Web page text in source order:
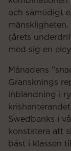
och samtidigt
(årets
med sig en
Månadens
Gransknings
inblandning i
Swedbanks i
konstatera att
bäst i klassen